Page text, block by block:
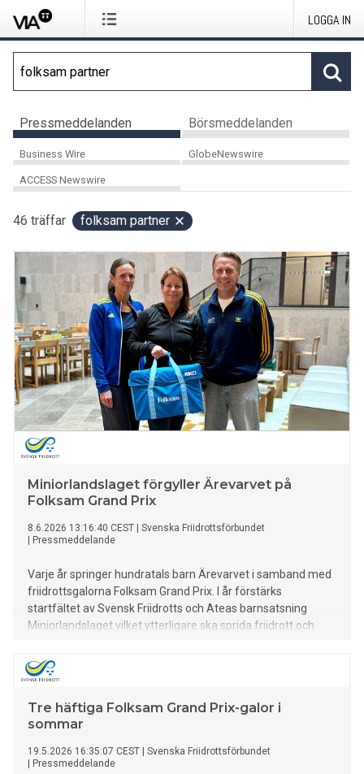
LOGGA IN
Pressmeddelanden Börsmeddelanden
Business Wire GlobeNewswire
ACCESS Newswire
46 träffar folksam partner
Miniorlandslaget förgyller Ärevarvet på
Folksam Grand Prix
8.6.2026 13:16:40 CEST
Svenska Friidrottsförbundet
Pressmeddelande
Varje år springer hundratals barn Ärevarvet i samband med
friidrottsgalorna Folksam Grand Prix. I år förstärks
startfältet av Svensk Friidrotts och Ateas barnsatsning
Miniorlandslaget vilket ytterligare ska sprida friidrott och
draghjälp av tre världslöpare.
Tre häftiga Folksam Grand Prix-galor i
sommar
19.5.2026 16:35:07 CEST
Svenska Friidrottsförbundet
Pressmeddelande